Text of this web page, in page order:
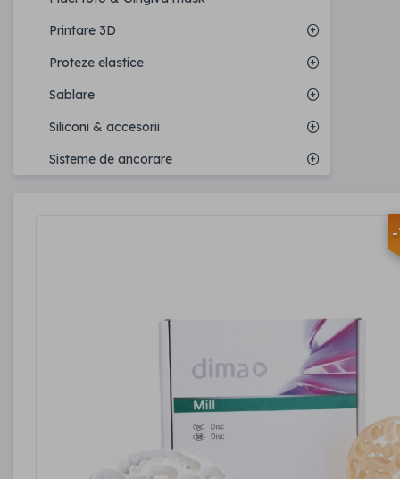
Printare 3D
Proteze elastice
Sablare
Siliconi & accesorii
Sisteme de ancorare